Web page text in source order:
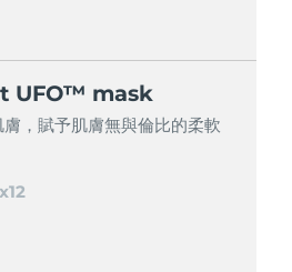
UFO™ mask
，賦予肌膚無與倫比的柔軟
UFO™ mask
，賦予肌膚無與倫比的柔軟
UFO™ mask
，賦予肌膚無與倫比的柔軟
UFO™ mask
，賦予肌膚無與倫比的柔軟
x12